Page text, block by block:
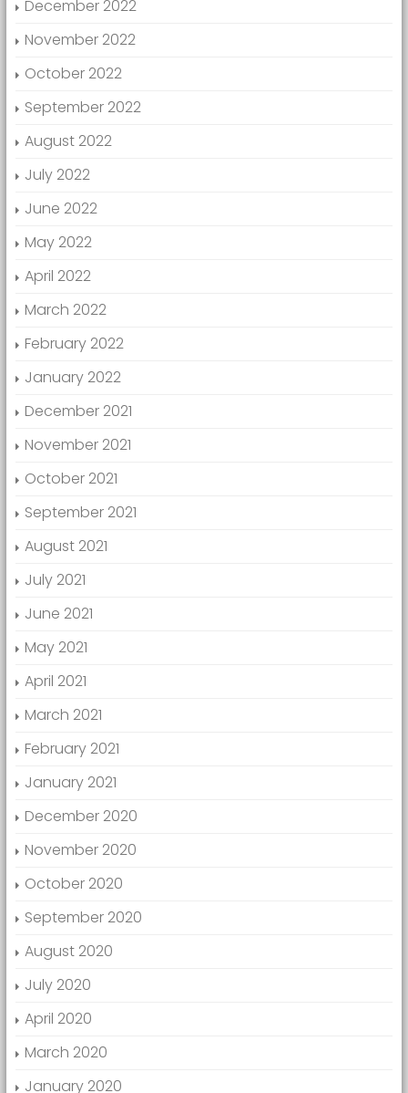
December 2022
November 2022
October 2022
September 2022
August 2022
July 2022
June 2022
May 2022
April 2022
March 2022
February 2022
January 2022
December 2021
November 2021
October 2021
September 2021
August 2021
July 2021
June 2021
May 2021
April 2021
March 2021
February 2021
January 2021
December 2020
November 2020
October 2020
September 2020
August 2020
July 2020
April 2020
March 2020
January 2020